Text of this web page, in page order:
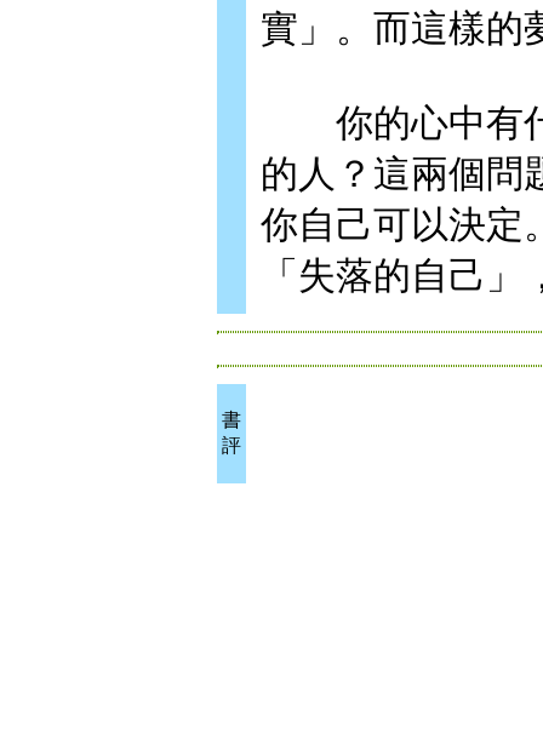
實」。而這樣的
你的心中有什
的人？這兩個問
你自己可以決定
「失落的自己
書
評